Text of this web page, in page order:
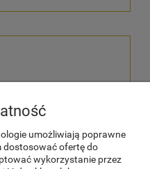
umożliwiają poprawne
dostosować ofertę do
wykorzystanie przez